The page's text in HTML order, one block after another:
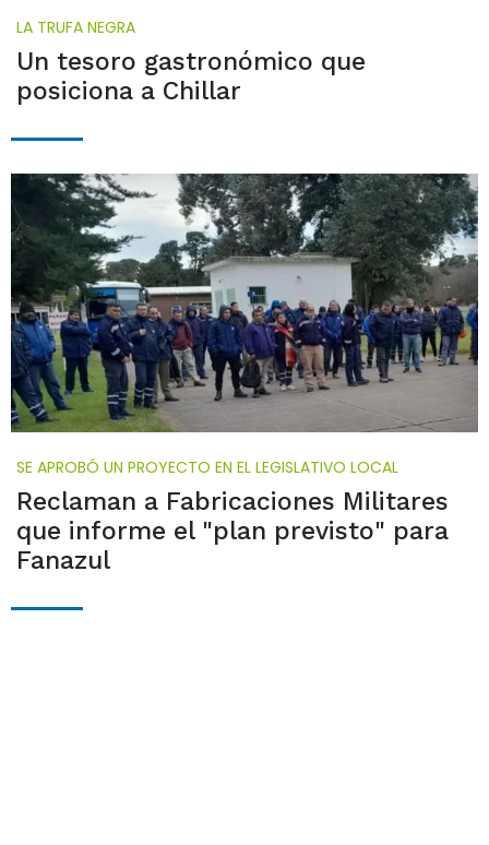
LA TRUFA NEGRA
Un tesoro gastronómico que
posiciona a Chillar
SE APROBÓ UN PROYECTO EN EL LEGISLATIVO LOCAL
Reclaman a Fabricaciones Militares
que informe el "plan previsto" para
Fanazul